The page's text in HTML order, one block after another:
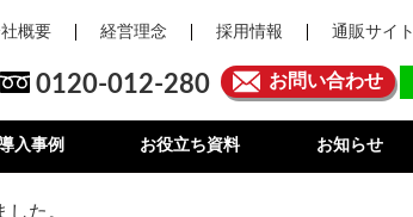
概要 経営理念 採用情報 通販サイト
0120-012-280 お問い合わせ
入事例 お役立ち資料 お知らせ
た。